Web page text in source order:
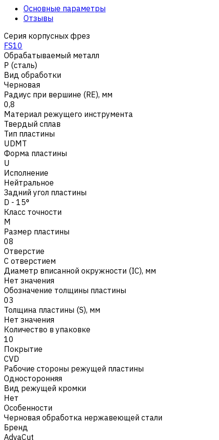
Основные параметры
Отзывы
Серия корпусных фрез
FS10
Обрабатываемый металл
Р (сталь)
Вид обработки
Черновая
Радиус при вершине (RE), мм
0,8
Материал режущего инструмента
Твердый сплав
Тип пластины
UDMT
Форма пластины
U
Исполнение
Нейтральное
Задний угол пластины
D - 15°
Класс точности
M
Размер пластины
08
Отверстие
С отверстием
Диаметр вписанной окружности (IC), мм
Нет значения
Обозначение толщины пластины
03
Толщина пластины (S), мм
Нет значения
Количество в упаковке
10
Покрытие
CVD
Рабочие стороны режущей пластины
Односторонняя
Вид режущей кромки
Нет
Особенности
Черновая обработка нержавеющей стали
Бренд
AdvaCut